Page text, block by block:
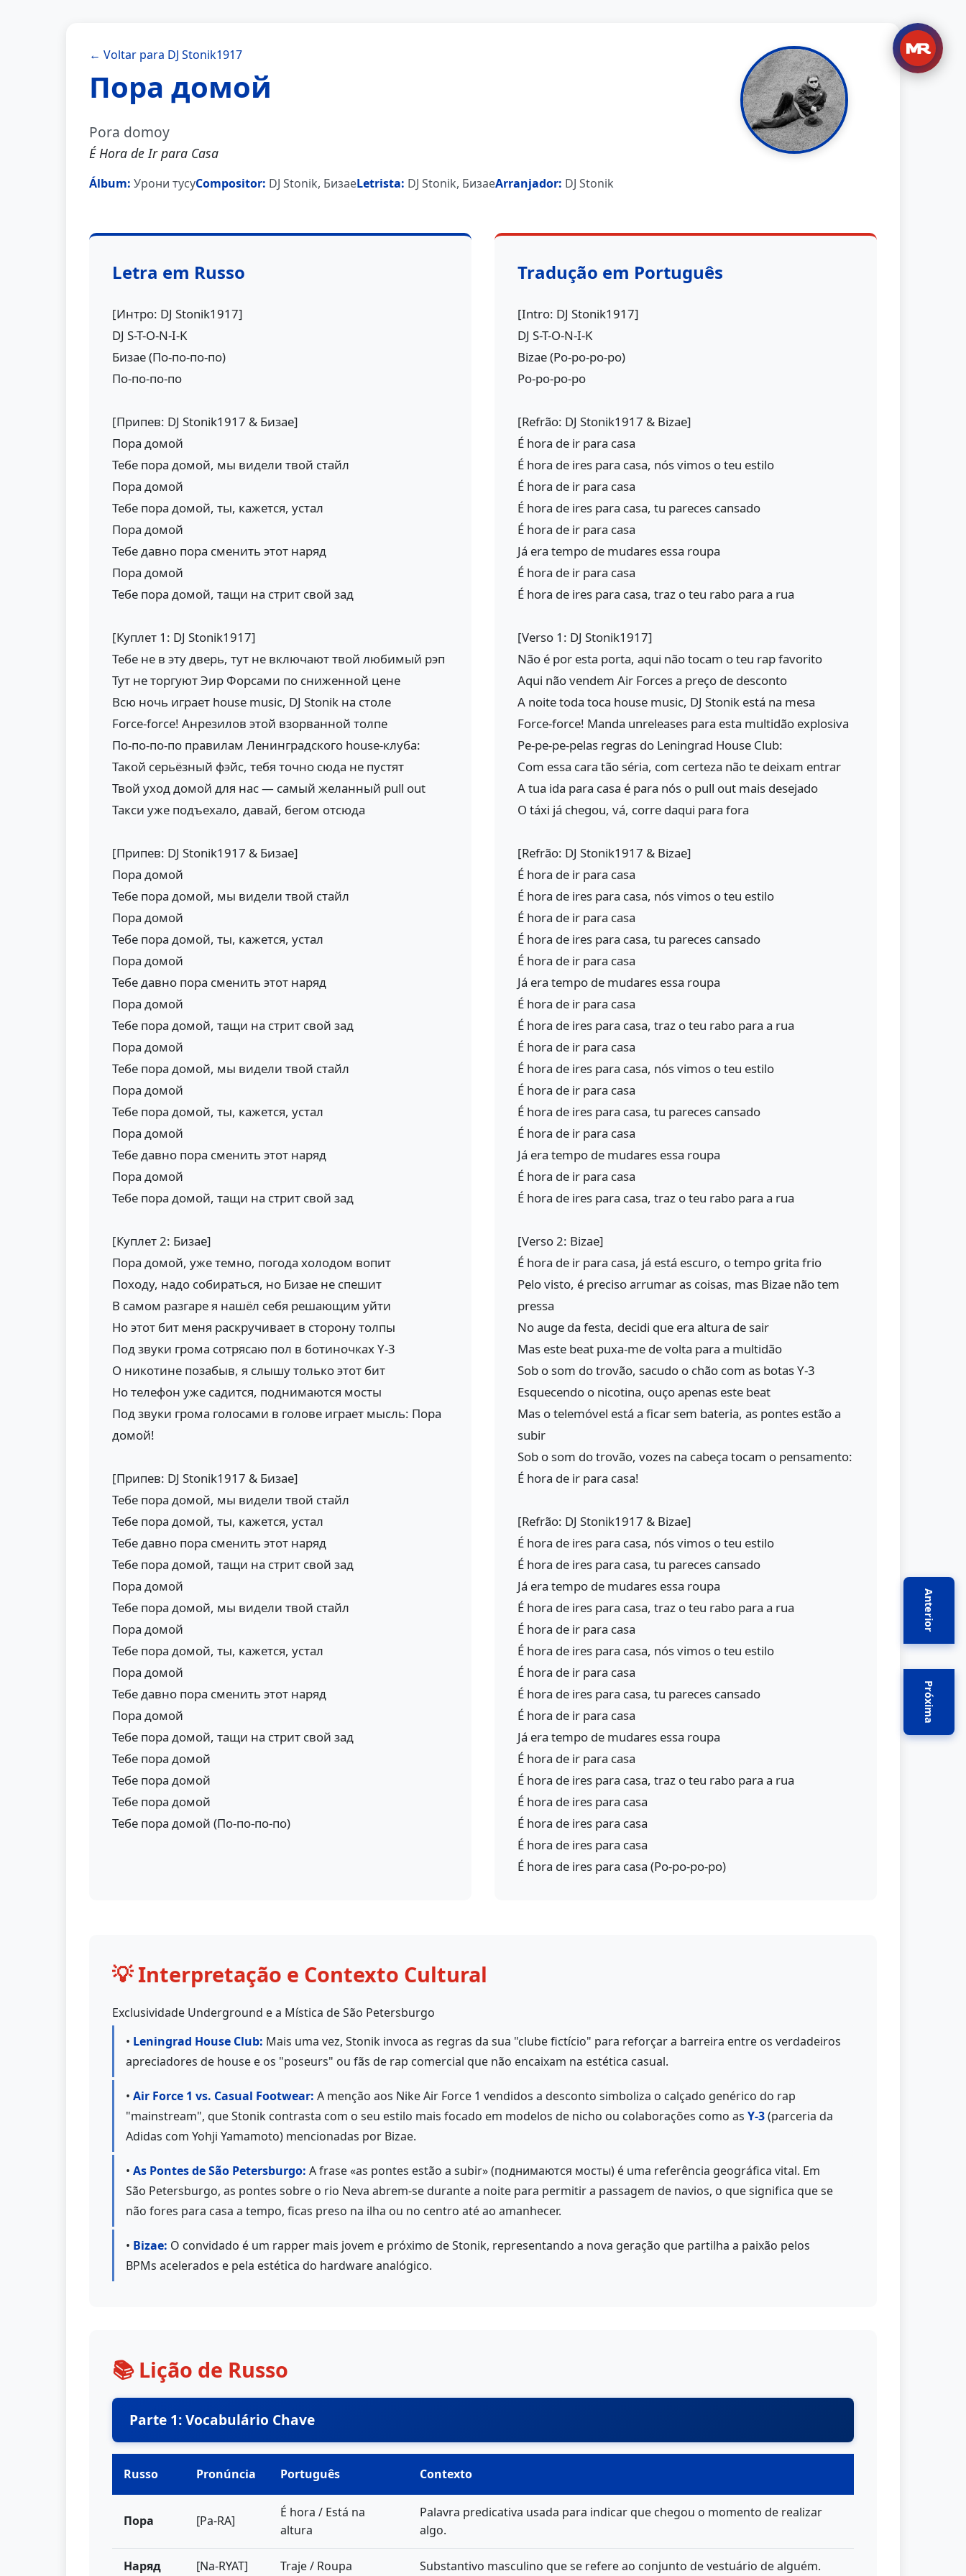
Anterior
Próxima
← Voltar para DJ Stonik1917
Пора домой
Pora domoy
É Hora de Ir para Casa
Álbum: Урони тусуCompositor: DJ Stonik, БизаеLetrista: DJ Stonik, БизаеArranjador: DJ Stonik
Letra em Russo
[Интро: DJ Stonik1917]
DJ S-T-O-N-I-K
Бизае (По-по-по-по)
По-по-по-по
[Припев: DJ Stonik1917 & Бизае]
Пора домой
Тебе пора домой, мы видели твой стайл
Пора домой
Тебе пора домой, ты, кажется, устал
Пора домой
Тебе давно пора сменить этот наряд
Пора домой
Тебе пора домой, тащи на стрит свой зад
[Куплет 1: DJ Stonik1917]
Тебе не в эту дверь, тут не включают твой любимый рэп
Тут не торгуют Эир Форсами по сниженной цене
Всю ночь играет house music, DJ Stonik на столе
Force-force! Анрезилов этой взорванной толпе
По-по-по-по правилам Ленинградского house-клуба:
Такой серьёзный фэйс, тебя точно сюда не пустят
Твой уход домой для нас — самый желанный pull out
Такси уже подъехало, давай, бегом отсюда
[Припев: DJ Stonik1917 & Бизае]
Пора домой
Тебе пора домой, мы видели твой стайл
Пора домой
Тебе пора домой, ты, кажется, устал
Пора домой
Тебе давно пора сменить этот наряд
Пора домой
Тебе пора домой, тащи на стрит свой зад
Пора домой
Тебе пора домой, мы видели твой стайл
Пора домой
Тебе пора домой, ты, кажется, устал
Пора домой
Тебе давно пора сменить этот наряд
Пора домой
Тебе пора домой, тащи на стрит свой зад
[Куплет 2: Бизае]
Пора домой, уже темно, погода холодом вопит
Походу, надо собираться, но Бизае не спешит
В самом разгаре я нашёл себя решающим уйти
Но этот бит меня раскручивает в сторону толпы
Под звуки грома сотрясаю пол в ботиночках Y-3
О никотине позабыв, я слышу только этот бит
Но телефон уже садится, поднимаются мосты
Под звуки грома голосами в голове играет мысль: Пора
домой!
[Припев: DJ Stonik1917 & Бизае]
Тебе пора домой, мы видели твой стайл
Тебе пора домой, ты, кажется, устал
Тебе давно пора сменить этот наряд
Тебе пора домой, тащи на стрит свой зад
Пора домой
Тебе пора домой, мы видели твой стайл
Пора домой
Тебе пора домой, ты, кажется, устал
Пора домой
Тебе давно пора сменить этот наряд
Пора домой
Тебе пора домой, тащи на стрит свой зад
Тебе пора домой
Тебе пора домой
Тебе пора домой
Тебе пора домой (По-по-по-по)
Tradução em Português
[Intro: DJ Stonik1917]
DJ S-T-O-N-I-K
Bizae (Po-po-po-po)
Po-po-po-po
[Refrão: DJ Stonik1917 & Bizae]
É hora de ir para casa
É hora de ires para casa, nós vimos o teu estilo
É hora de ir para casa
É hora de ires para casa, tu pareces cansado
É hora de ir para casa
Já era tempo de mudares essa roupa
É hora de ir para casa
É hora de ires para casa, traz o teu rabo para a rua
[Verso 1: DJ Stonik1917]
Não é por esta porta, aqui não tocam o teu rap favorito
Aqui não vendem Air Forces a preço de desconto
A noite toda toca house music, DJ Stonik está na mesa
Force-force! Manda unreleases para esta multidão explosiva
Pe-pe-pe-pelas regras do Leningrad House Club:
Com essa cara tão séria, com certeza não te deixam entrar
A tua ida para casa é para nós o pull out mais desejado
O táxi já chegou, vá, corre daqui para fora
[Refrão: DJ Stonik1917 & Bizae]
É hora de ir para casa
É hora de ires para casa, nós vimos o teu estilo
É hora de ir para casa
É hora de ires para casa, tu pareces cansado
É hora de ir para casa
Já era tempo de mudares essa roupa
É hora de ir para casa
É hora de ires para casa, traz o teu rabo para a rua
É hora de ir para casa
É hora de ires para casa, nós vimos o teu estilo
É hora de ir para casa
É hora de ires para casa, tu pareces cansado
É hora de ir para casa
Já era tempo de mudares essa roupa
É hora de ir para casa
É hora de ires para casa, traz o teu rabo para a rua
[Verso 2: Bizae]
É hora de ir para casa, já está escuro, o tempo grita frio
Pelo visto, é preciso arrumar as coisas, mas Bizae não tem
pressa
No auge da festa, decidi que era altura de sair
Mas este beat puxa-me de volta para a multidão
Sob o som do trovão, sacudo o chão com as botas Y-3
Esquecendo o nicotina, ouço apenas este beat
Mas o telemóvel está a ficar sem bateria, as pontes estão a
subir
Sob o som do trovão, vozes na cabeça tocam o pensamento:
É hora de ir para casa!
[Refrão: DJ Stonik1917 & Bizae]
É hora de ires para casa, nós vimos o teu estilo
É hora de ires para casa, tu pareces cansado
Já era tempo de mudares essa roupa
É hora de ires para casa, traz o teu rabo para a rua
É hora de ir para casa
É hora de ires para casa, nós vimos o teu estilo
É hora de ir para casa
É hora de ires para casa, tu pareces cansado
É hora de ir para casa
Já era tempo de mudares essa roupa
É hora de ir para casa
É hora de ires para casa, traz o teu rabo para a rua
É hora de ires para casa
É hora de ires para casa
É hora de ires para casa
É hora de ires para casa (Po-po-po-po)
💡 Interpretação e Contexto Cultural
Exclusividade Underground e a Mística de São Petersburgo
• Leningrad House Club: Mais uma vez, Stonik invoca as regras da sua "clube fictício" para reforçar a barreira entre os verdadeiros
apreciadores de house e os "poseurs" ou fãs de rap comercial que não encaixam na estética casual.
• Air Force 1 vs. Casual Footwear: A menção aos Nike Air Force 1 vendidos a desconto simboliza o calçado genérico do rap
"mainstream", que Stonik contrasta com o seu estilo mais focado em modelos de nicho ou colaborações como as Y-3(parceria da
Adidas com Yohji Yamamoto) mencionadas por Bizae.
• As Pontes de São Petersburgo: A frase «as pontes estão a subir» (поднимаются мосты) é uma referência geográfica vital. Em
São Petersburgo, as pontes sobre o rio Neva abrem-se durante a noite para permitir a passagem de navios, o que significa que se
não fores para casa a tempo, ficas preso na ilha ou no centro até ao amanhecer.
• Bizae: O convidado é um rapper mais jovem e próximo de Stonik, representando a nova geração que partilha a paixão pelos
BPMs acelerados e pela estética do hardware analógico.
📚 Lição de Russo
Parte 1: Vocabulário Chave
Russo Pronúncia Português Contexto
Пора [Pa-RA]
É hora / Está na
altura
Palavra predicativa usada para indicar que chegou o momento de realizar
algo.
Наряд [Na-RYAT] Traje / Roupa Substantivo masculino que se refere ao conjunto de vestuário de alguém.